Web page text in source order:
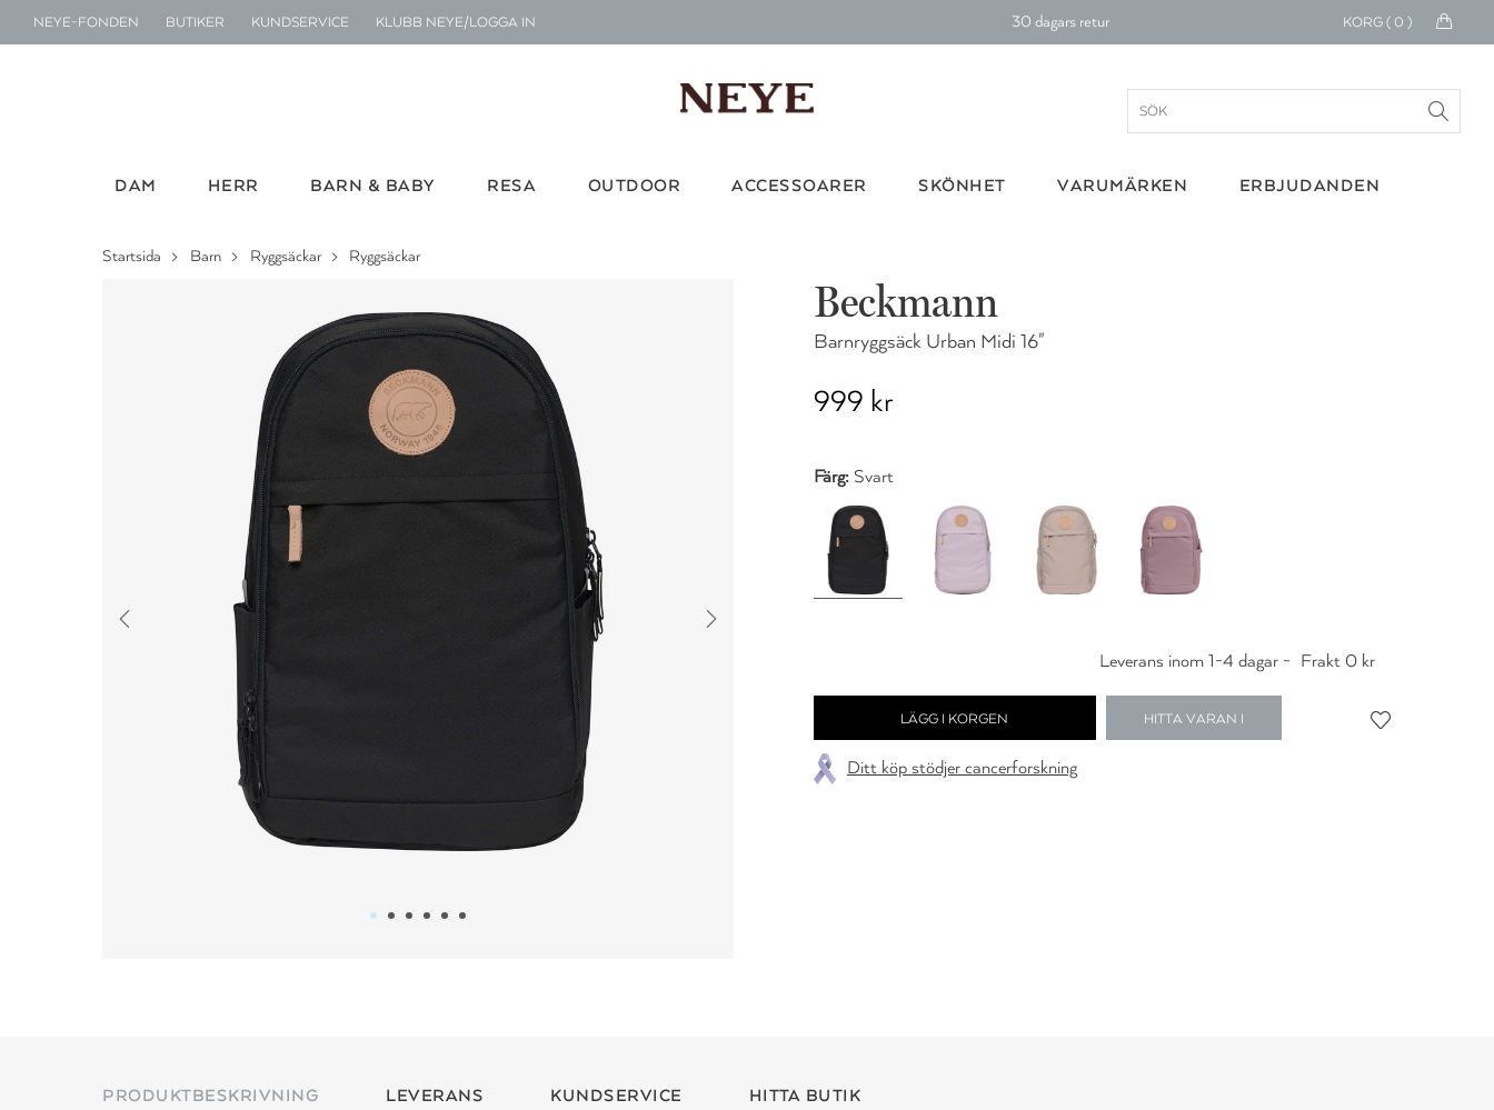
NEYE-FONDEN BUTIKER KUNDSERVICE KLUBB NEYE/LOGGA IN 30 dagars retur
Leverans 1-4 arbetsdagar
KORG ( 0 )
DAM HERR BARN & BABY RESA OUTDOOR ACCESSOARER SKÖNHET VARUMÄRKEN ERBJUDANDEN
Startsida Barn Ryggsäckar Ryggsäckar
Beckmann
Barnryggsäck Urban Midi 16"
999 kr
Färg: Svart
Leverans inom 1-4 dagar - Frakt 0 kr
HITTA VARAN I
Ditt köp stödjer cancerforskning
PRODUKTBESKRIVNING LEVERANS KUNDSERVICE HITTA BUTIK